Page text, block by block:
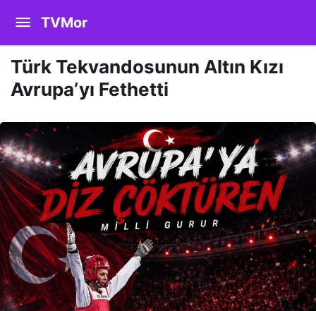
TVMor
Türk Tekvandosunun Altın Kızı
Avrupa’yı Fethetti